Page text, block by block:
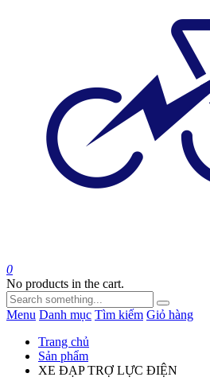
0
No products in the cart.
Menu Danh mục Tìm kiếm Giỏ hàng
Trang chủ
Sản phẩm
XE ĐẠP TRỢ LỰC ĐIỆN